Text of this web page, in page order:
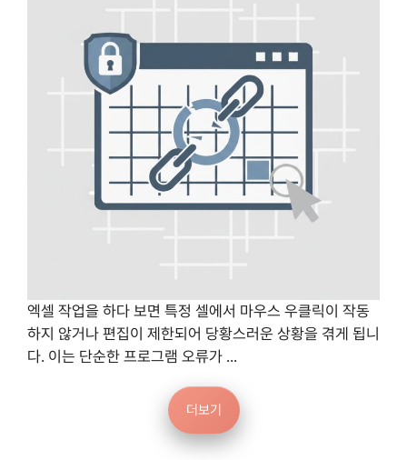
엑셀 작업을 하다 보면 특정 셀에서 마우스 우클릭이 작동
하지 않거나 편집이 제한되어 당황스러운 상황을 겪게 됩니
다. 이는 단순한 프로그램 오류가 ...
더보기